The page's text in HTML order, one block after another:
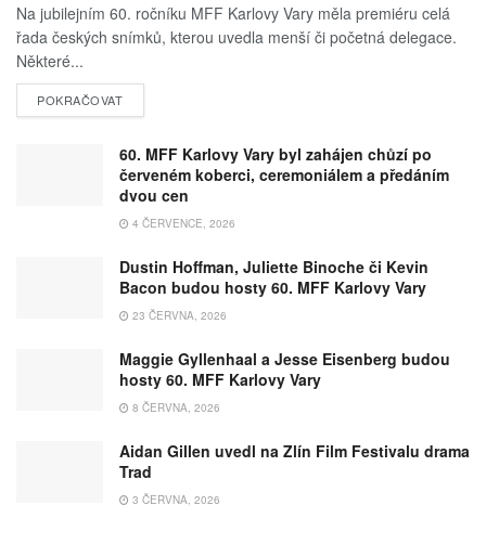
Na jubilejním 60. ročníku MFF Karlovy Vary měla premiéru celá
řada českých snímků, kterou uvedla menší či početná delegace.
Některé...
POKRAČOVAT
60. MFF Karlovy Vary byl zahájen chůzí po
červeném koberci, ceremoniálem a předáním
dvou cen
4 ČERVENCE, 2026
Dustin Hoffman, Juliette Binoche či Kevin
Bacon budou hosty 60. MFF Karlovy Vary
23 ČERVNA, 2026
Maggie Gyllenhaal a Jesse Eisenberg budou
hosty 60. MFF Karlovy Vary
8 ČERVNA, 2026
Aidan Gillen uvedl na Zlín Film Festivalu drama
Trad
3 ČERVNA, 2026